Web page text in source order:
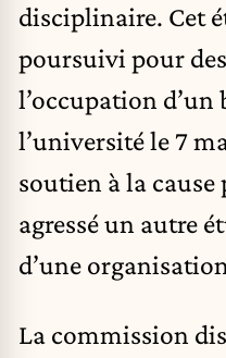
disciplinaire. Cet
poursuivi pour
l’occupation
l’université le 7
soutien à la
agressé un autre
d’une
La commission